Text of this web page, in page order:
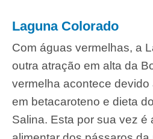
Laguna Colorado
Com águas vermelhas, a
outra atração em alta da
vermelha acontece devido
em betacaroteno e dieta
Salina. Esta por sua vez é